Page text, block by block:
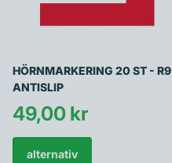
HÖRNMARKERING 20 ST - R9
ANTISLIP
49,00 kr
alternativ